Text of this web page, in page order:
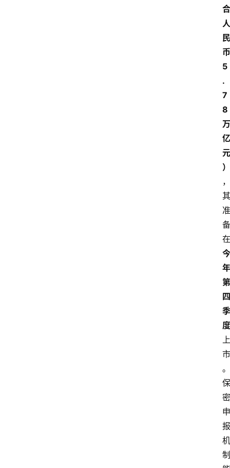
合
人
民
币
5
.
7
8
万
亿
元
）
，
其
准
备
在
今
年
第
四
季
度
上
市
。
保
密
申
报
机
制